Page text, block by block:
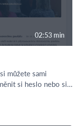
02:53 min
můžete sami
si heslo nebo si
Vaše